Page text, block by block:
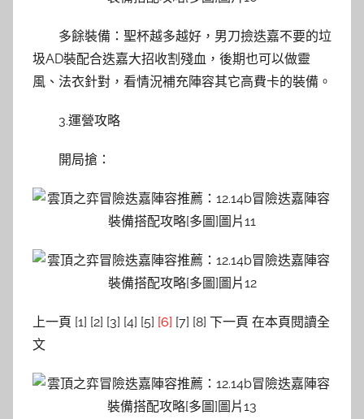
多餘裝備：聖杯越多越好，男刀撿迭嘉不要的垃
圾AD裝配合迭嘉大招收割殘血，後期也可以做靈
風、法衣針對，看情況補充陣容其它高費卡的裝備。
3.運營攻略
開局搶：
上一頁 [1] [2] [3] [4] [5] [6] [7] [8] 下一頁 在本頁閱讀全
文